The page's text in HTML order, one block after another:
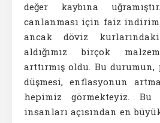
değer kaybına
canlanması için faiz
ancak döviz
aldığımız birçok
arttırmış oldu. Bu
düşmesi, enflasyonun
hepimiz görmekteyiz.
insanları açısından en